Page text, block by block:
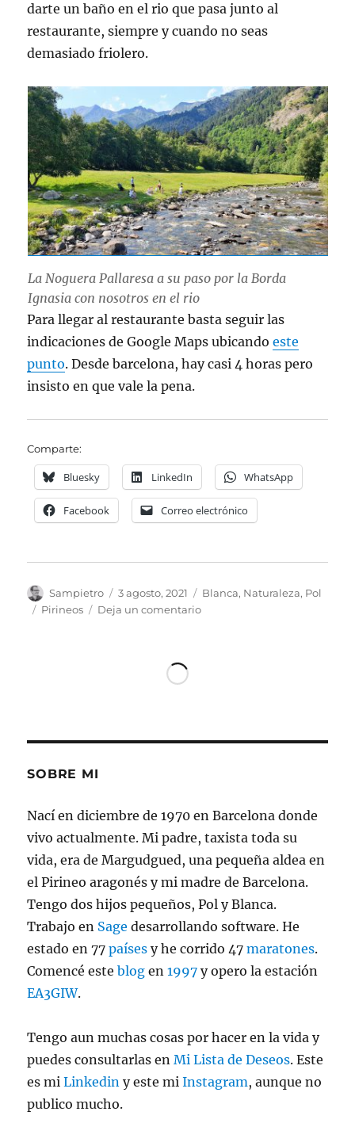
darte un baño en el rio que pasa junto al
restaurante, siempre y cuando no seas
demasiado friolero.
La Noguera Pallaresa a su paso por la Borda
Ignasia con nosotros en el rio
Para llegar al restaurante basta seguir las
indicaciones de Google Maps ubicandoeste
punto. Desde barcelona, hay casi 4 horas pero
insisto en que vale la pena.
Comparte:
Bluesky LinkedIn WhatsApp
Facebook Correo electrónico
Autor
Sampietro
Publicado
el
3 agosto, 2021 Categorías
Blanca, Naturaleza, Pol
Etiquetas
Pirineos Deja un comentarioen
SOBRE MI
Nací en diciembre de 1970 en Barcelona donde
vivo actualmente. Mi padre, taxista toda su
vida, era de Margudgued, una pequeña aldea en
el Pirineo aragonés y mi madre de Barcelona.
Tengo dos hijos pequeños, Pol y Blanca.
Trabajo en Sage desarrollando software. He
estado en 77países y he corrido 47maratones.
Comencé esteblog en1997 y opero la estación
EA3GIW.
Tengo aun muchas cosas por hacer en la vida y
puedes consultarlas enMi Lista de Deseos. Este
es miLinkedin y este miInstagram, aunque no
publico mucho.